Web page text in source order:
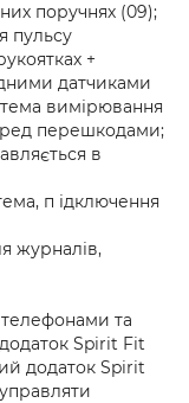
поручнях (09);
пульсу
+
датчиками
вимірювання
перешкодами;
в
п ідключення
журналів,
та
Spirit Fit
додаток Spirit